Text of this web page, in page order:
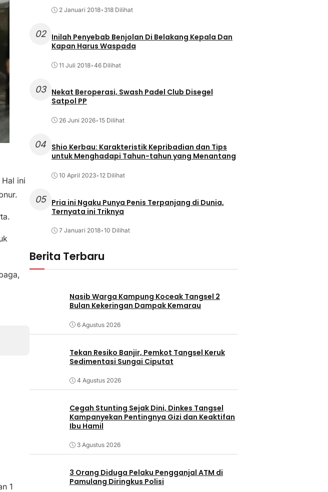
ini
1
2 Januari 2018• 318 Dilihat
02
Inilah Penyebab Benjolan Di Belakang Kepala Dan
Kapan Harus Waspada
11 Juli 2018•46 Dilihat
03
Nekat Beroperasi, Swash Padel Club Disegel
Satpol PP
26 Juni 2026•15 Dilihat
04 Shio Kerbau: Karakteristik Kepribadian dan Tips
untuk Menghadapi Tahun-tahun yang Menantang
10 April 2023•12 Dilihat
05
Pria ini Ngaku Punya Penis Terpanjang di Dunia,
Ternyata ini Triknya
7 Januari 2018•10 Dilihat
Berita Terbaru
Nasib Warga Kampung Koceak Tangsel 2
Bulan Kekeringan Dampak Kemarau
6 Agustus 2026
Tekan Resiko Banjir, Pemkot Tangsel Keruk
Sedimentasi Sungai Ciputat
4 Agustus 2026
Cegah Stunting Sejak Dini, Dinkes Tangsel
Kampanyekan Pentingnya Gizi dan Keaktifan
Ibu Hamil
3 Agustus 2026
3 Orang Diduga Pelaku Pengganjal ATM di
Pamulang Diringkus Polisi